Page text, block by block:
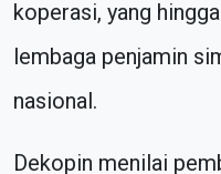
koperasi, yang
lembaga penjamin
nasional.
Dekopin menilai